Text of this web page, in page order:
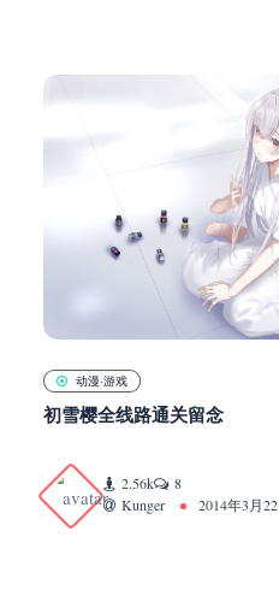
动漫·游戏
初雪樱全线路通关留念
2.56k
8
Kunger
2014年3月